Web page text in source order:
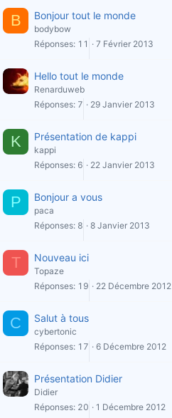
B Bonjour tout le monde
bodybow
Réponses 11 7 Février 2013
Hello tout le monde
Renarduweb
Réponses 7 29 Janvier 2013
K Présentation de kappi
kappi
Réponses 6 22 Janvier 2013
P Bonjour a vous
paca
Réponses 8 8 Janvier 2013
T Nouveau ici
Topaze
Réponses 19 22 Décembre 2012
C Salut à tous
cybertonic
Réponses 17 6 Décembre 2012
Présentation Didier
Didier
Réponses 20 1 Décembre 2012